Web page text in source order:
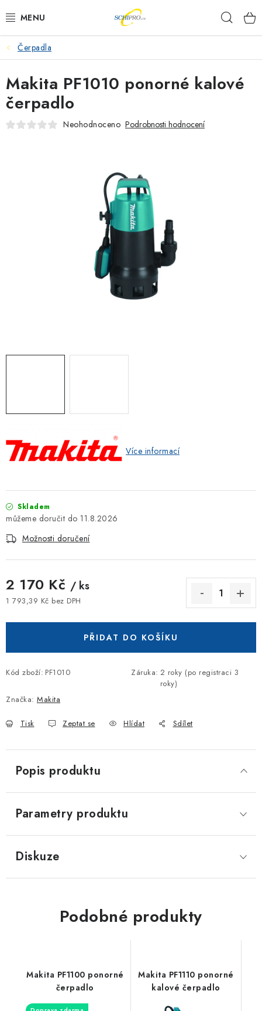
na
AKU NÁŘADÍ
ELEKTRICKÉ NÁŘADÍ
PŘÍSLUŠENSTVÍ
Obchodní podmínky
Čerpadla
Více informací
Skladem
11.8.2026
Možnosti doručení
2 170 Kč / ks
1 793,39 Kč bez DPH
PŘIDAT DO KOŠÍKU
Kód zboží: PF1010 Záruka: 2 roky (po registraci 3
roky)
Značka: Makita
Tisk Zeptat se Hlídat Sdílet
Makita PF1010 ponorné kalové
čerpadlo
Neohodnoceno Podrobnosti hodnocení
Popis produktu
Parametry produktu
Diskuze
Podobné produkty
Makita PF1100 ponorné
čerpadlo
Makita PF1110 ponorné
kalové čerpadlo